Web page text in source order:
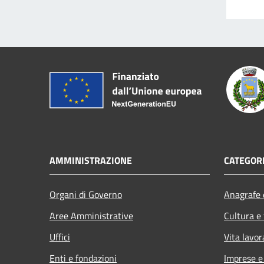
AMMINISTRAZIONE
Organi di Governo
Aree Amministrative
Uffici
Enti e fondazioni
Cultura
Vita
Imprese